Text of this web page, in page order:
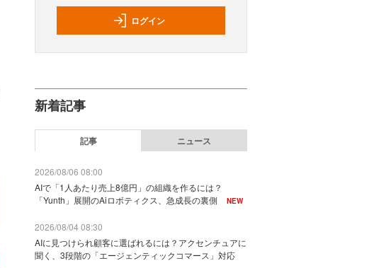
ログイン
新着記事
記事 ニュース
2026/08/06 08:00
AIで「1人あたり売上8億円」の組織を作るには？
「Yunth」展開のAiロボティクス、急成長の裏側
NEW
2026/08/04 08:30
AIに見つけられ顧客に選ばれるには？アクセンチュアに
聞く、3段階の「エージェンティックコマース」対応